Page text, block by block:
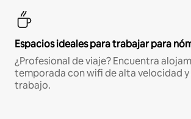
Espacios ideales para trabajar para
¿Profesional de viaje? Encuentra
temporada con wifi de alta velocidad y
trabajo.